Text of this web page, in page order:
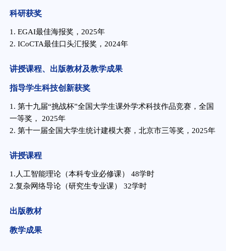
科研获奖
1. EGAI最佳海报奖，2025年
2. ICoCTA最佳口头汇报奖，2024年
讲授课程、出版教材及教学成果
指导学生科技创新获奖
1. 第十九届“挑战杯”全国大学生课外学术科技作品竞赛，全国
一等奖， 2025年
2. 第十一届全国大学生统计建模大赛，北京市三等奖，2025年
讲授课程
1.人工智能理论（本科专业必修课） 48学时
2.复杂网络导论（研究生专业课） 32学时
出版教材
教学成果